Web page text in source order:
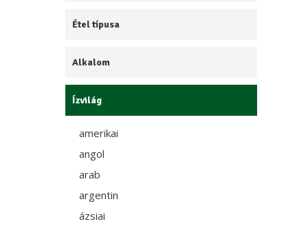
Étel típusa
Alkalom
Ízvilág
amerikai
angol
arab
argentin
ázsiai